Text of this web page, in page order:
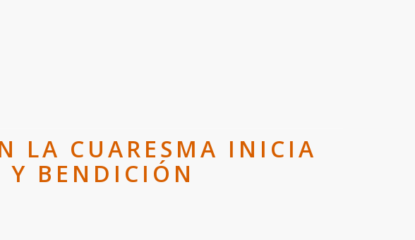
LA CUARESMA INICIA
BENDICIÓN